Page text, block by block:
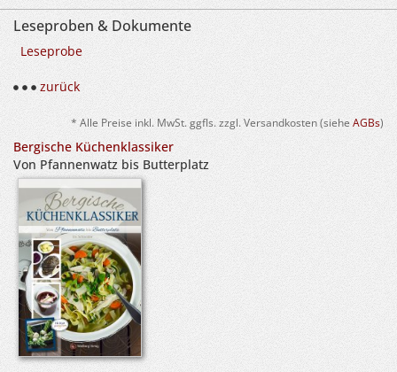
Leseproben & Dokumente
Leseprobe
zurück
* Alle Preise inkl. MwSt. ggfls. zzgl. Versandkosten (siehe AGBs)
Bergische Küchenklassiker
Von Pfannenwatz bis Butterplatz